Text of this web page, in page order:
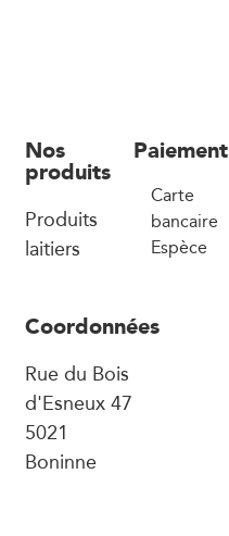
Nos
produits
Produits
laitiers
Paiement
Carte
bancaire
Espèce
Coordonnées
Rue du Bois
d'Esneux 47
5021
Boninne